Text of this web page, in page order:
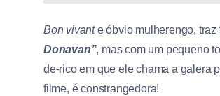
Bon vivante óbvio mulherengo, traz
Donavan”, mas com um pequeno
de-rico em que ele chama a galera
filme, é constrangedora!